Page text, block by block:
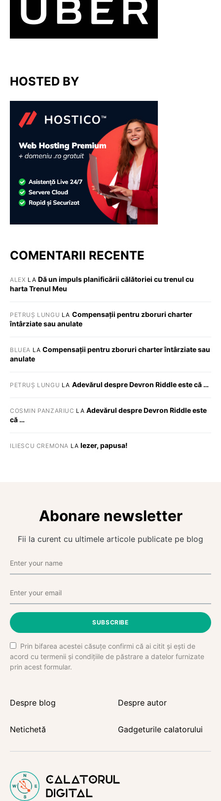
HOSTED BY
COMENTARII RECENTE
ALEX LA Dă un impuls planificării călătoriei cu trenul cu
harta Trenul Meu
PETRUȘ LUNGU LA Compensații pentru zboruri charter
întârziate sau anulate
BLUEA LACompensații pentru zboruri charter întârziate sau
anulate
PETRUȘ LUNGU LA Adevărul despre Devron Riddle este că …
COSMIN PANZARIUC LA Adevărul despre Devron Riddle este
că …
ILIESCU CREMONA LA Iezer, papusa!
Abonare newsletter
Fii la curent cu ultimele articole publicate pe blog
SUBSCRIBE
Prin bifarea acestei căsuțe confirmi că ai citit și ești de
acord cu termenii și condițiile de păstrare a datelor furnizate
prin acest formular.
Despre blog Despre autor
Netichetă Gadgeturile calatorului